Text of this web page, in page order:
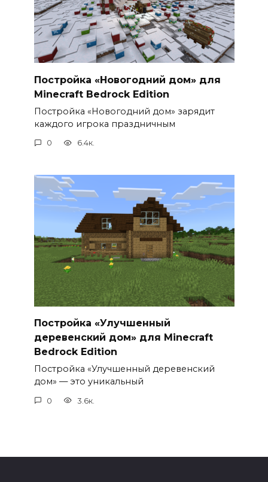
Постройка «Новогодний дом» для
Minecraft Bedrock Edition
Постройка «Новогодний дом» зарядит
каждого игрока праздничным
0 6.4к.
Постройка «Улучшенный
деревенский дом» для Minecraft
Bedrock Edition
Постройка «Улучшенный деревенский
дом» — это уникальный
0 3.6к.